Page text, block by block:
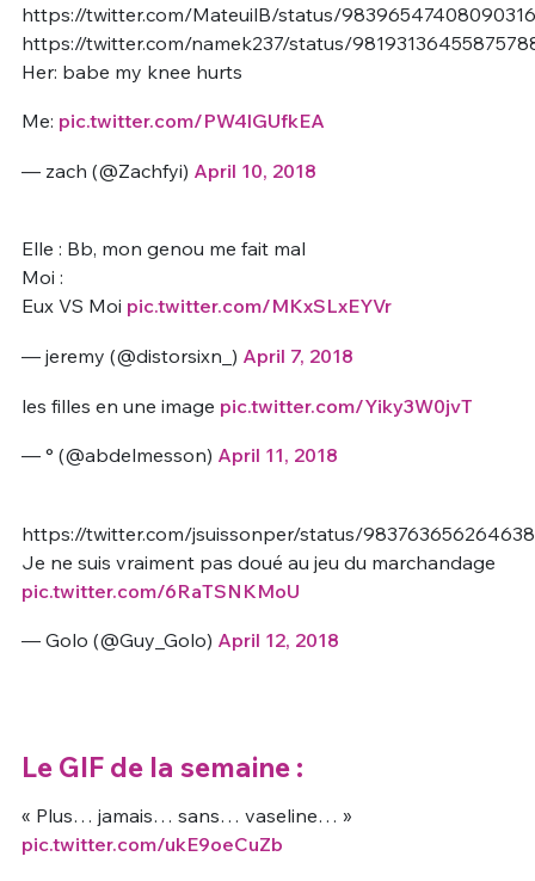
https://twitter.com/MateuilB/status/
https://twitter.com/namek237/status/
Her: babe my knee hurts
Me: pic.twitter.com/PW4lGUfkEA
— zach (@Zachfyi) April 10, 2018
Elle : Bb, mon genou me fait mal
Moi :
Eux VS Moi pic.twitter.com/MKxSLxEYVr
— jeremy (@distorsixn_) April 7, 2018
les filles en une image pic.twitter.com/Yiky3W0jvT
— ° (@abdelmesson) April 11, 2018
https://twitter.com/jsuissonper/status/
Je ne suis vraiment pas doué au jeu du marchandage
pic.twitter.com/6RaTSNKMoU
— Golo (@Guy_Golo) April 12, 2018
Le GIF de la semaine :
« Plus… jamais… sans… vaseline… »
pic.twitter.com/ukE9oeCuZb